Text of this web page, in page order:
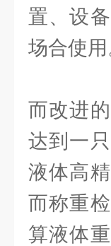
置、设
场合使用
另
而改进
达到一
液体高
而称重
算液体